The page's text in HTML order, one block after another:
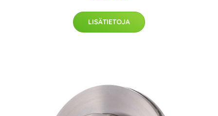
LISÄTIETOJA